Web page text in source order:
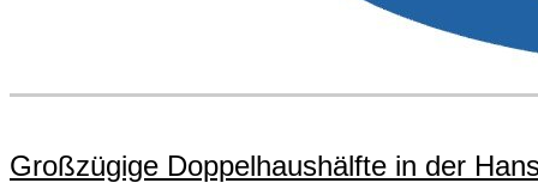
Großzügige Doppelhaushälfte in der